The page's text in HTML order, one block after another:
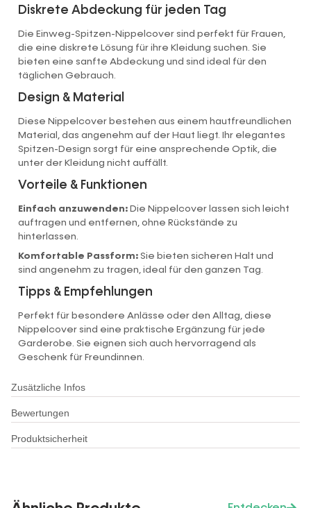
Zusätzliche Infos
Bewertungen
Produktsicherheit
Diskrete Abdeckung für jeden Tag
Die Einweg-Spitzen-Nippelcover sind perfekt für Frauen,
die eine diskrete Lösung für ihre Kleidung suchen. Sie
bieten eine sanfte Abdeckung und sind ideal für den
täglichen Gebrauch.
Design & Material
Diese Nippelcover bestehen aus einem hautfreundlichen
Material, das angenehm auf der Haut liegt. Ihr elegantes
Spitzen-Design sorgt für eine ansprechende Optik, die
unter der Kleidung nicht auffällt.
Vorteile & Funktionen
Einfach anzuwenden: Die Nippelcover lassen sich leicht
auftragen und entfernen, ohne Rückstände zu
hinterlassen.
Komfortable Passform: Sie bieten sicheren Halt und
sind angenehm zu tragen, ideal für den ganzen Tag.
Tipps & Empfehlungen
Perfekt für besondere Anlässe oder den Alltag, diese
Nippelcover sind eine praktische Ergänzung für jede
Garderobe. Sie eignen sich auch hervorragend als
Geschenk für Freundinnen.